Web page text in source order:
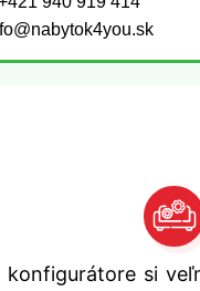
konfigurátore si